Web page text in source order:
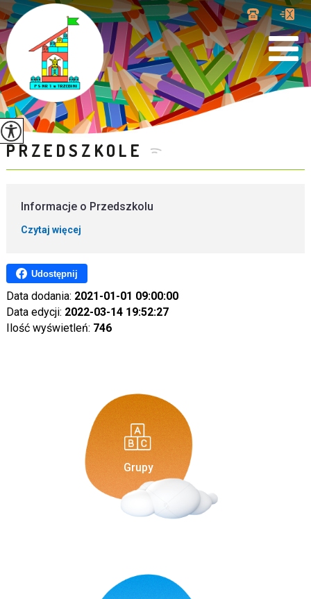
PRZEDSZKOLE
Informacje o Przedszkolu
Czytaj więcej
Udostępnij
Data dodania: 2021-01-01 09:00:00
Data edycji: 2022-03-14 19:52:27
Ilość wyświetleń: 746
Grupy